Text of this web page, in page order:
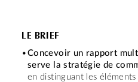
LE BRIEF
Concevoir un rapport
serve la stratégie de
en distinguant les